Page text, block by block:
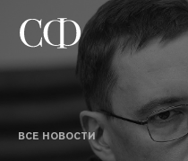
ВСЕ НОВОСТИ